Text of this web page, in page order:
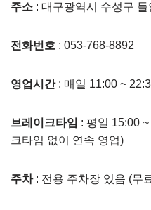
주소 : 대구광역시 수성구
전화번호 : 053-768-8892
영업시간: 매일 11:00 ~
브레이크타임 : 평일 15:00
크타임 없이 연속 영업)
주차: 전용 주차장 있음 (무